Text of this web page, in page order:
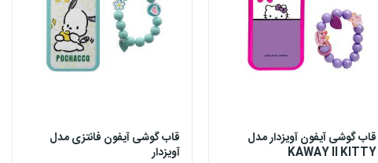
قاب گوشی آیفون آویزدار مدل
KAWAY II KITTY
قاب گوشی آیفون فانتزی مدل
آویزدار